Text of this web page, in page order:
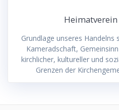
Heimatverein
Grundlage unseres
Kameradschaft,
kirchlicher, kultureller und
Grenzen der